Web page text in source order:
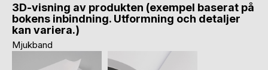
3D-visning av produkten (exempel baserat på
bokens inbindning. Utformning och detaljer
kan variera.)
Mjukband